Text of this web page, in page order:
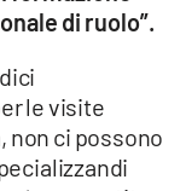
di ruolo”.
le visite
non ci possono